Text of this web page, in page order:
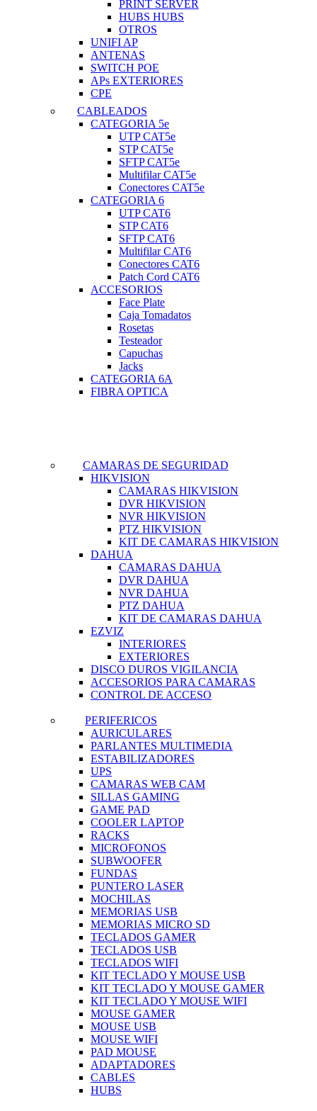
PRINT SERVER
HUBS HUBS
OTROS
UNIFI AP
ANTENAS
SWITCH POE
APs EXTERIORES
CPE
CABLEADOS
CATEGORIA 5e
UTP CAT5e
STP CAT5e
SFTP CAT5e
Multifilar CAT5e
Conectores CAT5e
CATEGORIA 6
UTP CAT6
STP CAT6
SFTP CAT6
Multifilar CAT6
Conectores CAT6
Patch Cord CAT6
ACCESORIOS
Face Plate
Caja Tomadatos
Rosetas
Testeador
Capuchas
Jacks
CATEGORIA 6A
FIBRA OPTICA
CAMARAS DE SEGURIDAD
HIKVISION
CAMARAS HIKVISION
DVR HIKVISION
NVR HIKVISION
PTZ HIKVISION
KIT DE CAMARAS HIKVISION
DAHUA
CAMARAS DAHUA
DVR DAHUA
NVR DAHUA
PTZ DAHUA
KIT DE CAMARAS DAHUA
EZVIZ
INTERIORES
EXTERIORES
DISCO DUROS VIGILANCIA
ACCESORIOS PARA CAMARAS
CONTROL DE ACCESO
PERIFERICOS
AURICULARES
PARLANTES MULTIMEDIA
ESTABILIZADORES
UPS
CAMARAS WEB CAM
SILLAS GAMING
GAME PAD
COOLER LAPTOP
RACKS
MICROFONOS
SUBWOOFER
FUNDAS
PUNTERO LASER
MOCHILAS
MEMORIAS USB
MEMORIAS MICRO SD
TECLADOS GAMER
TECLADOS USB
TECLADOS WIFI
KIT TECLADO Y MOUSE USB
KIT TECLADO Y MOUSE GAMER
KIT TECLADO Y MOUSE WIFI
MOUSE GAMER
MOUSE USB
MOUSE WIFI
PAD MOUSE
ADAPTADORES
CABLES
HUBS